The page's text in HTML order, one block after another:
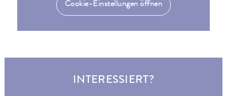
Cookie-Einstellungen öffnen
INTERESSIERT?